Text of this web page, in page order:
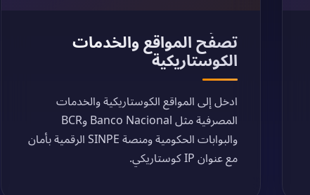
تصفّح المواقع والخدمات
الكوستاريكية
ادخل إلى المواقع الكوستاريكية والخدمات
المصرفية مثل Banco Nacional وBCR
والبوابات الحكومية ومنصة SINPE الرقمية بأمان
مع عنوان IP كوستاريكي.